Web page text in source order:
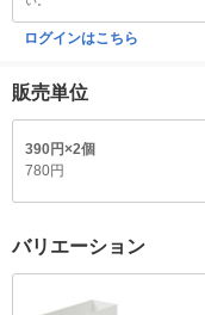
ログインはこちら
販売単位
390円×2個
780円
バリエーション